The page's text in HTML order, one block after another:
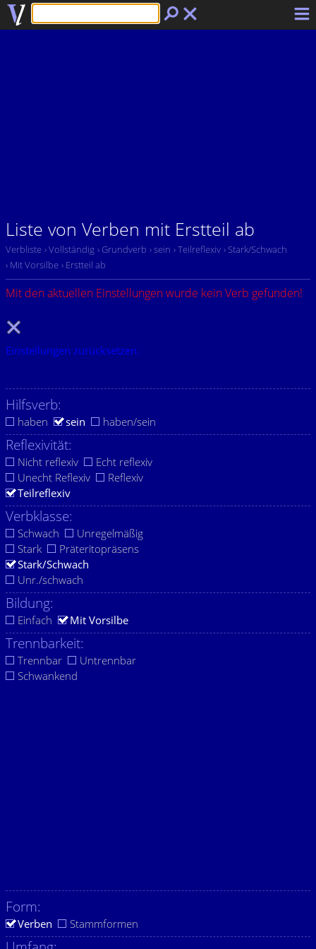
Liste von Verben mit Erstteil ab
Verbliste › Vollständig › Grundverb › sein › Teilreflexiv › Stark/Schwach
› Mit Vorsilbe › Erstteil ab
Mit den aktuellen Einstellungen wurde kein Verb gefunden!
Einstellungen zurücksetzen.
Hilfsverb:
haben sein haben/sein
Reflexivität:
Nicht reflexiv
Echt reflexiv
Unecht Reflexiv
Reflexiv
Teilreflexiv
Verbklasse:
Schwach
Unregelmäßig
Stark
Präteritopräsens
Stark/Schwach
Unr./schwach
Bildung:
Einfach Mit Vorsilbe
Trennbarkeit:
Trennbar
Untrennbar
Schwankend
Form:
Verben Stammformen